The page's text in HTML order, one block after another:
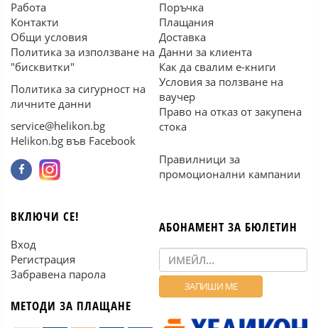
Работа
Контакти
Общи условия
Политика за използване на
"бисквитки"
Политика за сигурност на
личните данни
service@helikon.bg
Helikon.bg във Facebook
Поръчка
Плащания
Доставка
Данни за клиента
Как да свалим е-книги
Условия за ползване на
ваучер
Право на отказ от закупена
стока
Правилници за
промоционални кампании
ВКЛЮЧИ СЕ!
Вход
Регистрация
Забравена парола
МЕТОДИ ЗА ПЛАЩАНЕ
АБОНАМЕНТ ЗА БЮЛЕТИН